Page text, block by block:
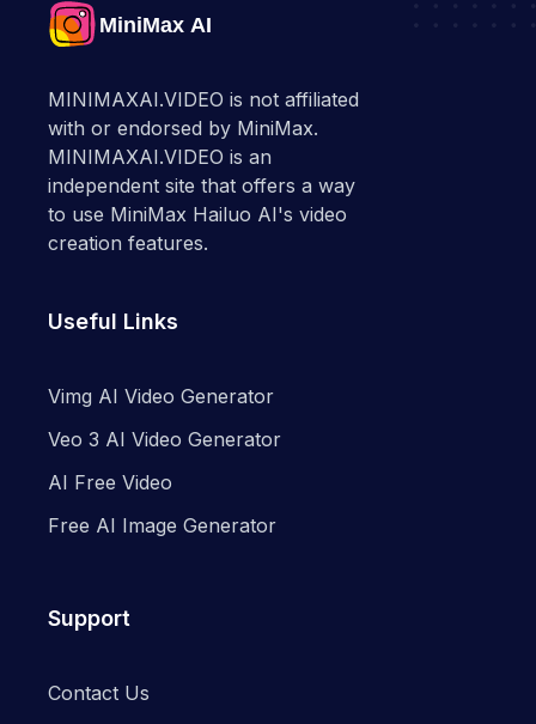
MINIMAXAI.VIDEO is not affiliated
with or endorsed by MiniMax.
MINIMAXAI.VIDEO is an
independent site that offers a way
to use MiniMax Hailuo AI's video
creation features.
Useful Links
Vimg AI Video Generator
Veo 3 AI Video Generator
AI Free Video
Free AI Image Generator
Support
Contact Us